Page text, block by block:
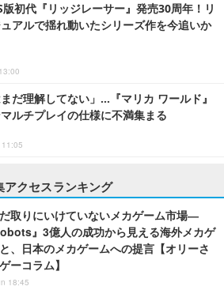
版初代『リッジレーサー』発売30周年！リ
アルで揺れ動いたシリーズ作を今追いか
まだ理解してない」…『マリカ ワールド』
ルチプレイの仕様に不満集まる
アクセスランキング
取りにいけていないメカゲーム市場―
』3億人の成功から見える海外メカゲ
、日本のメカゲームへの提言【オリーさ
ーコラム】
18:45